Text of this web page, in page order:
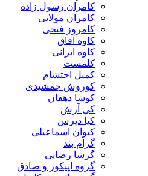
کامران رسول زاده
کامران مولایی
کامروز فتحی
کاوه آفاق
کاوه ایرانی
کلمست
کمیل احتشام
کوروش جمشیدی
کوشا دهقان
کی آرش
کیا دپرس
کیوان اسماعیلی
گرام بند
گرشا رضایی
گروه اپیکور و صادق